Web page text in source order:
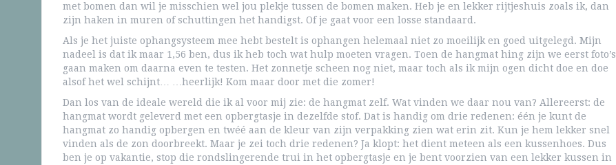
met bomen dan wil je misschien wel jou plekje tussen de bomen maken. Heb je en lekker rijtjeshuis zoals ik, dan
zijn haken in muren of schuttingen het handigst. Of je gaat voor een losse standaard.
Als je het juiste ophangsysteem mee hebt bestelt is ophangen helemaal niet zo moeilijk en goed uitgelegd. Mijn
nadeel is dat ik maar 1,56 ben, dus ik heb toch wat hulp moeten vragen. Toen de hangmat hing zijn we eerst foto’s
gaan maken om daarna even te testen. Het zonnetje scheen nog niet, maar toch als ik mijn ogen dicht doe en doe
alsof het wel schijnt… …heerlijk! Kom maar door met die zomer!
Dan los van de ideale wereld die ik al voor mij zie: de hangmat zelf. Wat vinden we daar nou van? Allereerst: de
hangmat wordt geleverd met een opbergtasje in dezelfde stof. Dat is handig om drie redenen: één je kunt de
hangmat zo handig opbergen en twéé aan de kleur van zijn verpakking zien wat erin zit. Kun je hem lekker snel
vinden als de zon doorbreekt. Maar je zei toch drie redenen? Ja klopt: het dient meteen als een kussenhoes. Dus
ben je op vakantie, stop die rondslingerende trui in het opbergtasje en je bent voorzien van een lekker kussen in